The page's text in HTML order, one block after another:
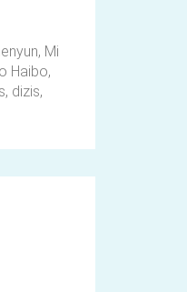
Mi
Haibo,
dizis,